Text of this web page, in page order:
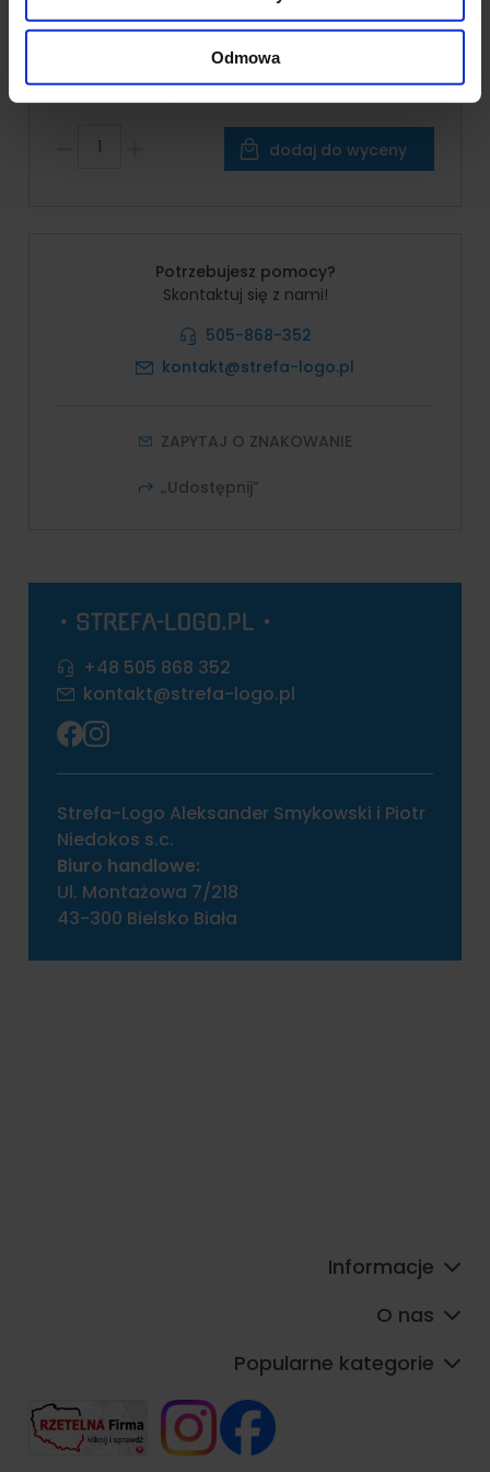
otrzymanymi od Ciebie lub uzyskanymi podczas
korzystania z ich usług.
Odmowa
dodaj do wyceny
Potrzebujesz pomocy?
Skontaktuj się z nami!
505-868-352
kontakt@strefa-logo.pl
ZAPYTAJ O ZNAKOWANIE
„Udostępnij”
+48 505 868 352
kontakt@strefa-logo.pl
Strefa-Logo Aleksander Smykowski i Piotr
Niedokos s.c.
Biuro handlowe:
Ul. Montażowa 7/218
43-300 Bielsko Biała
Informacje
O nas
Popularne kategorie